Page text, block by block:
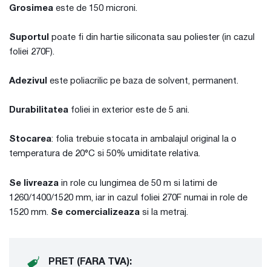
Grosimea este de 150 microni.
Suportul poate fi din hartie siliconata sau poliester (in cazul
foliei 270F).
Adezivul este poliacrilic pe baza de solvent, permanent.
Durabilitatea foliei in exterior este de 5 ani.
Stocarea: folia trebuie stocata in ambalajul original la o
temperatura de 20°C si 50% umiditate relativa.
Se livreaza in role cu lungimea de 50 m si latimi de
1260/1400/1520 mm, iar in cazul foliei 270F numai in role de
1520 mm. Se comercializeaza si la metraj.
PRET (FARA TVA):